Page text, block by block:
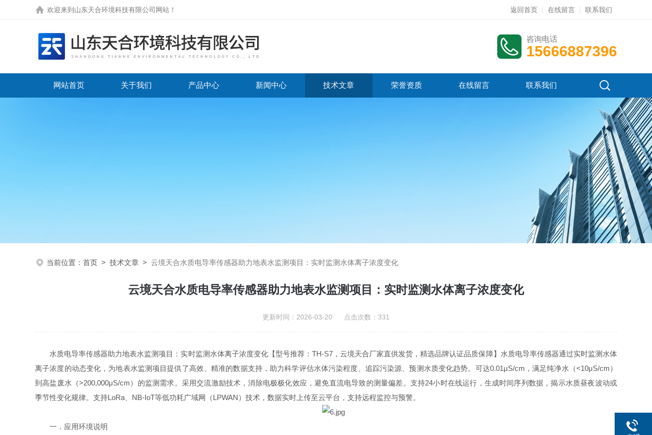
欢迎来到 山东天合环境科技有限公司网站 ！ 返回首页 在线留言 联系我们
咨询电话
15666887396
网站首页 关于我们 产品中心 新闻中心 技术文章 荣誉资质 在线留言 联系我们
当前位置： 首页 > 技术文章 > 云境天合水质电导率传感器助力地表水监测项目：实时监测水体离子浓度变化
云境天合水质电导率传感器助力地表水监测项目：实时监测水体离子浓度变化
更新时间：2026-03-20 点击次数：331
水质电导率传感器助力地表水监测项目：实时监测水体离子浓度变化【型号推荐：TH-S7，云境天合厂家直供发货，精选品牌认证品质保障】‌‌‌水质电导率传感器通过实时监测水体
离子浓度的动态变化，为地表水监测项目提供了高效、精准的数据支持，助力科学评估水体污染程度、追踪污染源、预测水质变化趋势。可达0.01μS/cm，满足纯净水（<10μS/cm）
到高盐废水（>200,000μS/cm）的监测需求。采用交流激励技术，消除电极极化效应，避免直流电导致的测量偏差。支持24小时在线运行，生成时间序列数据，揭示水质昼夜波动或
季节性变化规律。支持LoRa、NB-IoT等低功耗广域网（LPWAN）技术，数据实时上传至云平台，支持远程监控与预警。
一．应用环境说明